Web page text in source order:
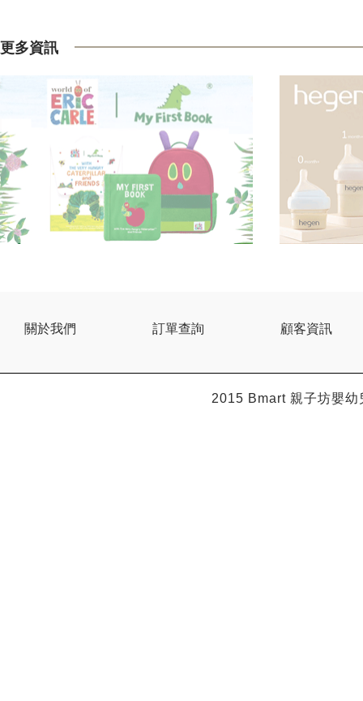
更多資訊
關於我們 訂單查詢 顧客資訊
2015 Bmart親子坊嬰幼